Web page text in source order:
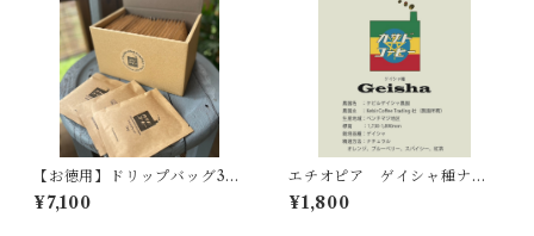
【お徳用】ドリップバッグ30p
ac 送料無料
¥7,100
エチオピア ゲイシャ種ナチ
ュラル【ベリー、お花、紅
茶】150ｇ~
¥1,800